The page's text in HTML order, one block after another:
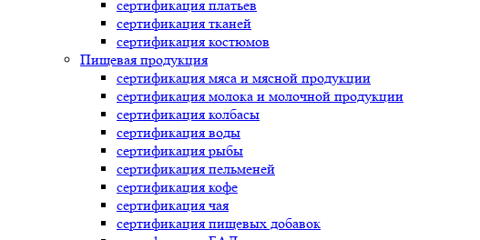
сертификация платьев
сертификация тканей
сертификация костюмов
Пищевая продукция
сертификация мяса и мясной продукции
сертификация молока и молочной продукции
сертификация колбасы
сертификация воды
сертификация рыбы
сертификация пельменей
сертификация кофе
сертификация чая
сертификация пищевых добавок